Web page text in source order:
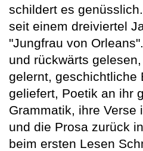
schildert es
seit einem dreiviertel
"Jungfrau von
und rückwärts
gelernt, geschichtliche
geliefert, Poetik an ihr
Grammatik, ihre Verse
und die Prosa zurück
beim ersten Lesen